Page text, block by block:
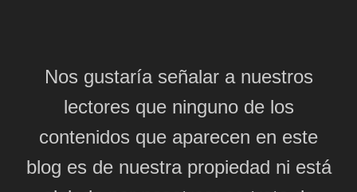
Nos gustaría señalar a nuestros
lectores que ninguno de los
contenidos que aparecen en este
blog es de nuestra propiedad ni está